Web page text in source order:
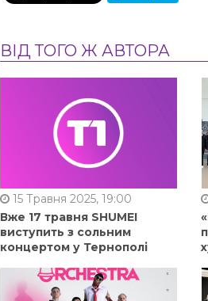
ВІД ТОГО Ж АВТОРА
15 Травня 2025, 19:00
Вже 17 травня SHUMEI
виступить з сольним
концертом у Тернополі